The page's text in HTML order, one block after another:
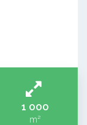
1 000
m²